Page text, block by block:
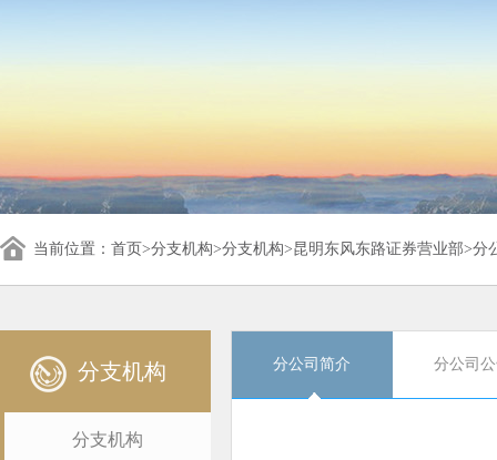
当前位置： 首页>分支机构>分支机构>昆明东风东路证券营业部>分
分支机构
分支机构
分公司简介 分公司